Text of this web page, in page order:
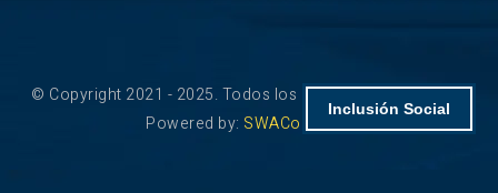
© Copyright 2021 - 2025. Todos los derechos reservados.
Powered by: SWAColombia
Inclusión Social